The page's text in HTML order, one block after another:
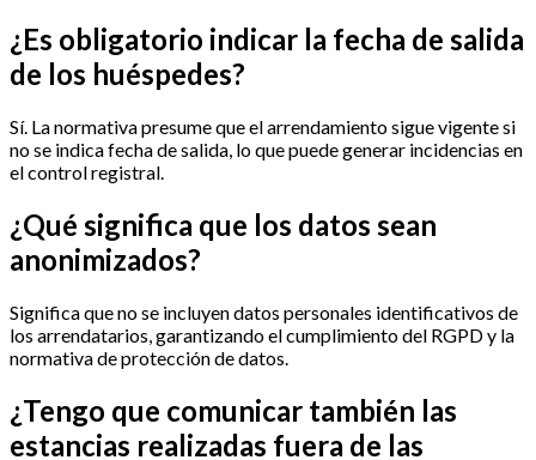
¿Es obligatorio indicar la fecha de salida
de los huéspedes?
Sí. La normativa presume que el arrendamiento sigue vigente si
no se indica fecha de salida, lo que puede generar incidencias en
el control registral.
¿Qué significa que los datos sean
anonimizados?
Significa que no se incluyen datos personales identificativos de
los arrendatarios, garantizando el cumplimiento del RGPD y la
normativa de protección de datos.
¿Tengo que comunicar también las
estancias realizadas fuera de las